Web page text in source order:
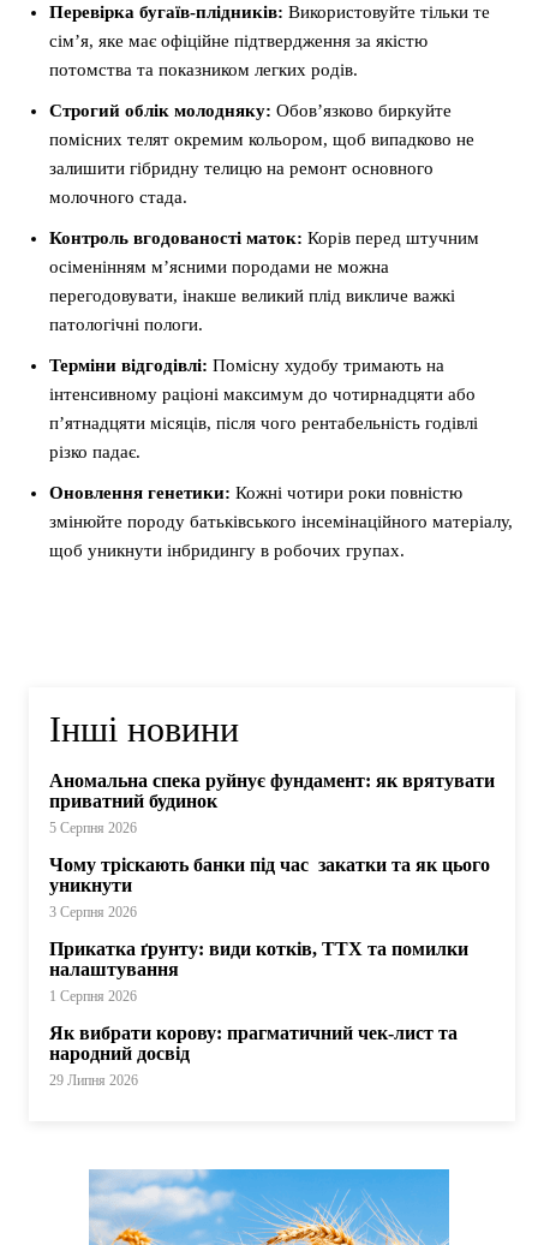
Перевірка бугаїв-плідників: Використовуйте тільки те
сім’я, яке має офіційне підтвердження за якістю
потомства та показником легких родів.
Строгий облік молодняку: Обов’язково биркуйте
помісних телят окремим кольором, щоб випадково не
залишити гібридну телицю на ремонт основного
молочного стада.
Контроль вгодованості маток: Корів перед штучним
осіменінням м’ясними породами не можна
перегодовувати, інакше великий плід викличе важкі
патологічні пологи.
Терміни відгодівлі: Помісну худобу тримають на
інтенсивному раціоні максимум до чотирнадцяти або
п’ятнадцяти місяців, після чого рентабельність годівлі
різко падає.
Оновлення генетики: Кожні чотири роки повністю
змінюйте породу батьківського інсемінаційного матеріалу,
щоб уникнути інбридингу в робочих групах.
Інші новини
Аномальна спека руйнує фундамент: як врятувати
приватний будинок
5 Серпня 2026
Чому тріскають банки під час закатки та як цього
уникнути
3 Серпня 2026
Прикатка ґрунту: види котків, ТТХ та помилки
налаштування
1 Серпня 2026
Як вибрати корову: прагматичний чек-лист та
народний досвід
29 Липня 2026